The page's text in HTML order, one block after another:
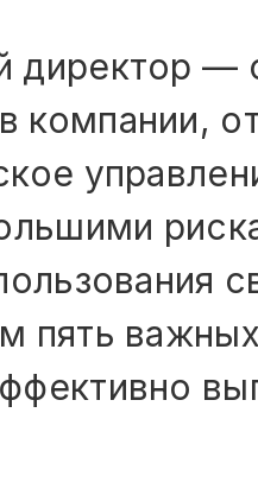
директор —
компании,
пять